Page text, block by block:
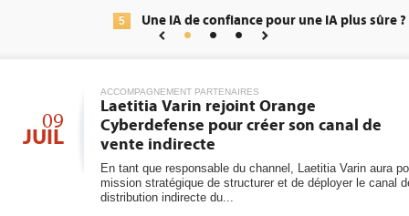
Une IA de confiance pour une IA plus sûre ?
09
JUIL
ACCOMPAGNEMENT PARTENAIRES
Laetitia Varin rejoint Orange
Cyberdefense pour créer son canal de
vente indirecte
En tant que responsable du channel, Laetitia Varin aura
mission stratégique de structurer et de déployer le canal
distribution indirecte du...